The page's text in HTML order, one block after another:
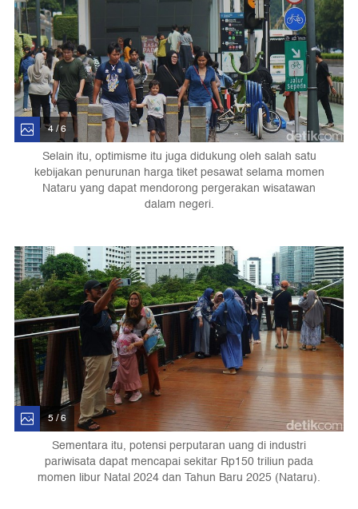
4 / 6
Selain itu, optimisme itu juga didukung oleh salah satu
kebijakan penurunan harga tiket pesawat selama momen
Nataru yang dapat mendorong pergerakan wisatawan
dalam negeri.
5 / 6
Sementara itu, potensi perputaran uang di industri
pariwisata dapat mencapai sekitar Rp150 triliun pada
momen libur Natal 2024 dan Tahun Baru 2025 (Nataru).